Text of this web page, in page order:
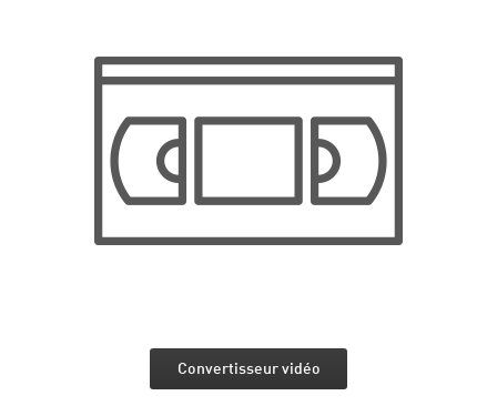
Convertisseur vidéo